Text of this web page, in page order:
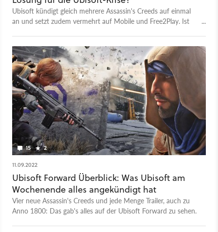
Ubisoft kündigt gleich mehrere Assassin's Creeds auf einmal
an und setzt zudem vermehrt auf Mobile und Free2Play. Ist
15 2
11.09.2022
Ubisoft Forward Überblick: Was Ubisoft am
Wochenende alles angekündigt hat
Vier neue Assassin's Creeds und jede Menge Trailer, auch zu
Anno 1800: Das gab's alles auf der Ubisoft Forward zu sehen.